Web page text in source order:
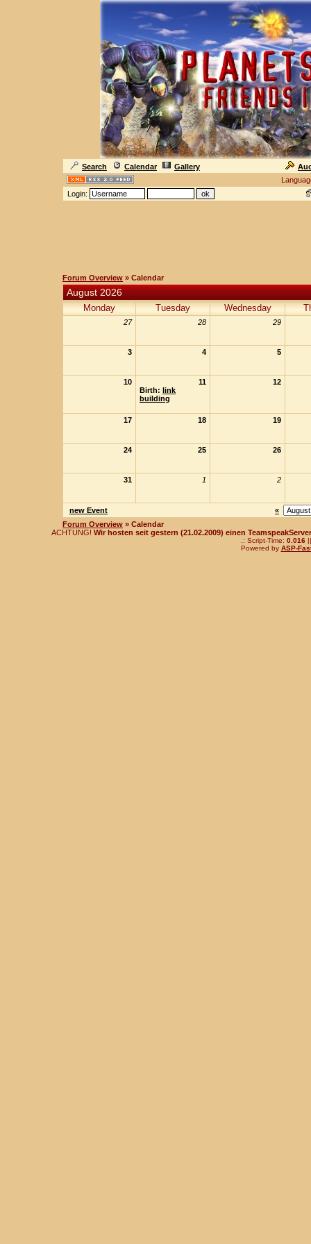
Search Calendar Gallery
Login:
Forum Overview » Calendar
August 2026
Monday Tuesday Wednesday
27 28 29
3 4 5
10
11
Birth: link
building
12
17 18 19
24 25 26
31 1 2
new Event
«
Forum Overview » Calendar
ACHTUNG! Wir hosten seit gestern (21.02.2009) einen
.: Script-Time: 0.016||
Powered by ASP-